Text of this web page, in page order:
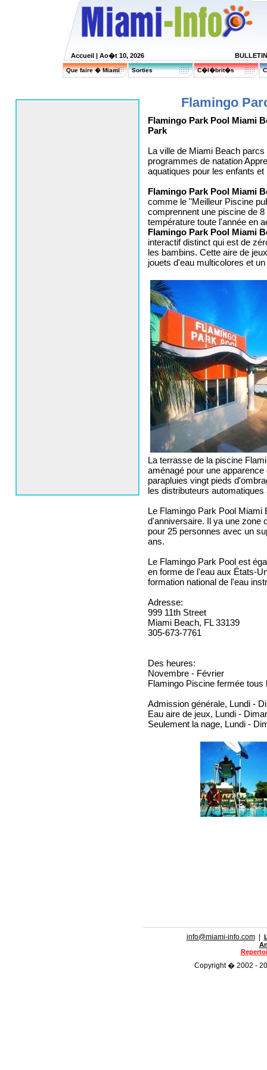
Accueil | Ao�t 10, 2026
Que faire � Miami Sorties C�l�brit�s
Flamingo
Flamingo Park Pool Miami
Park
La ville de Miami Beach
programmes de natation
aquatiques pour les enfants
Flamingo Park Pool Miami
comme le "Meilleur Piscine
comprennent une piscine de
température toute l'année en
Flamingo Park Pool Miami
interactif distinct qui est de
les bambins. Cette aire de
jouets d'eau multicolores et
La terrasse de la piscine
aménagé pour une
parapluies vingt pieds
les distributeurs
Le Flamingo Park Pool Miami
d'anniversaire. Il ya une zone
pour 25 personnes avec un
ans.
Le Flamingo Park Pool est
en forme de l'eau aux États-
formation national de l'eau
Adresse:
999 11th Street
Miami Beach, FL 33139
305-673-7761
Des heures:
Novembre - Février
Flamingo Piscine fermée tous
Admission générale, Lundi -
Eau aire de jeux, Lundi -
Seulement la nage, Lundi -
info@miami-info.com|
Copyright � 2002 -